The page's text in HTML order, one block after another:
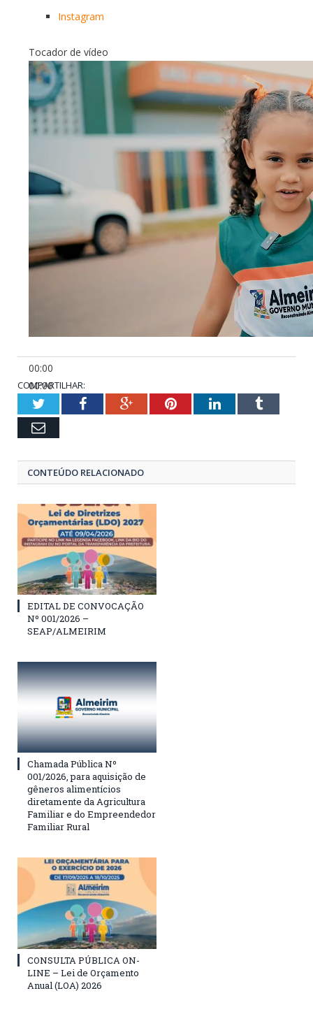
Instagram
Tocador de vídeo
00:00
00:00
01:12
COMPARTILHAR:
TwitterFacebookGoogle+PinterestLinkedInTumblr
Email
CONTEÚDO RELACIONADO
EDITAL DE CONVOCAÇÃO
Nº 001/2026 –
SEAP/ALMEIRIM
Chamada Pública Nº
001/2026, para aquisição de
gêneros alimentícios
diretamente da Agricultura
Familiar e do Empreendedor
Familiar Rural
CONSULTA PÚBLICA ON-
LINE – Lei de Orçamento
Anual (LOA) 2026